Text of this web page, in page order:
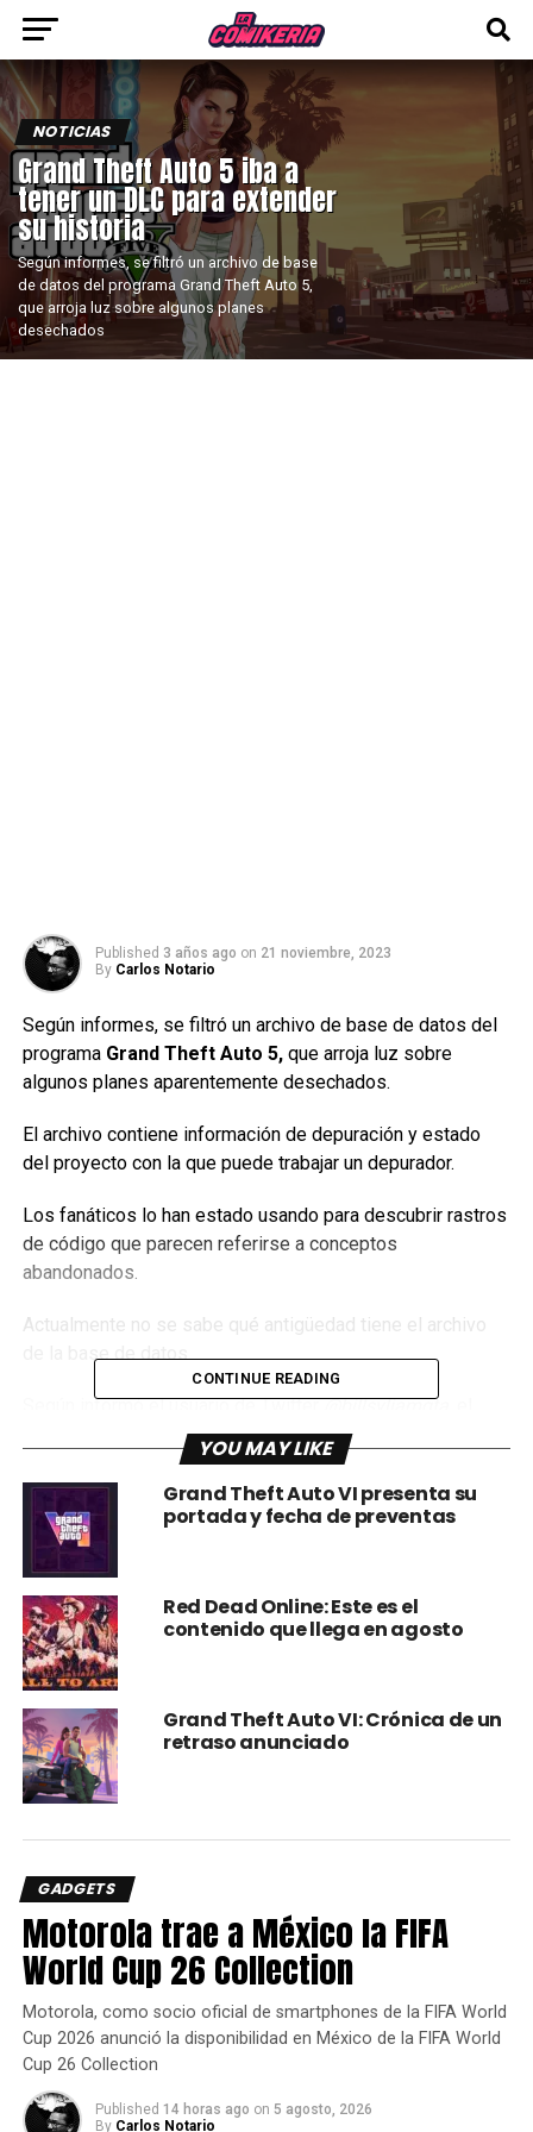
NOTICIAS
Grand Theft Auto 5 iba a
tener un DLC para extender
su historia
Según informes, se filtró un archivo de base
de datos del programa Grand Theft Auto 5,
que arroja luz sobre algunos planes
desechados
Published 3 años ago on 21 noviembre, 2023
By Carlos Notario
Según informes, se filtró un archivo de base de datos del
programaGrand Theft Auto 5,que arroja luz sobre
algunos planes aparentemente desechados.
El archivo contiene información de depuración y estado
del proyecto con la que puede trabajar un depurador.
Los fanáticos lo han estado usando para descubrir rastros
de código que parecen referirse a conceptos
abandonados.
Actualmente no se sabe qué antigüedad tiene el archivo
de la base de datos.
Según informó el usuario de Twitter@billsyliamgta
archivo incluye una cadena de texto que contiene una
referencia a Bully 2, junto con otros títulos como
Theft Auto 4, Midnight Club Los Angeles y Red Dead
Redemption 2.
References to a weapon
called flash_grenade,
which I believe the VFX of
it got leaked back in 2020,
when this was supposed
to release. This also
includes a references to
barging, which seems like
it was going to be a new
mechanic like barging
through doors.
pic.twitter.com/auBNeVXHi
f
CONTINUE READING
YOU MAY LIKE
Grand Theft Auto VI presenta su
portada y fecha de preventas
Red Dead Online: Este es el
contenido que llega en agosto
Grand Theft Auto VI: Crónica de un
retraso anunciado
GADGETS
Motorola trae a México la FIFA
World Cup 26 Collection
Motorola, como socio oficial de smartphones de la FIFA World
Cup 2026 anunció la disponibilidad en México de la FIFA World
Cup 26 Collection
Published 14 horas ago on 5 agosto, 2026
By Carlos Notario